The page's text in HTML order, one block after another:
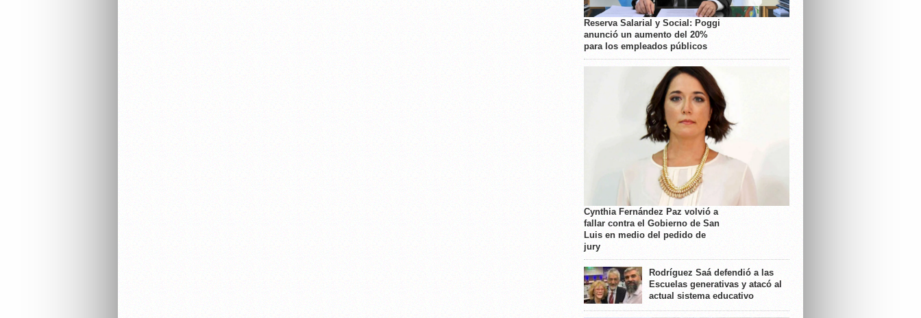
Reserva Salarial y Social: Poggi
anunció un aumento del 20%
para los empleados públicos
Cynthia Fernández Paz volvió a
fallar contra el Gobierno de San
Luis en medio del pedido de
jury
Rodríguez Saá defendió a las
Escuelas generativas y atacó al
actual sistema educativo